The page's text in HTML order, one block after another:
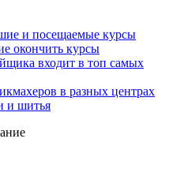
и посещаемые курсы
окончить курсы
входит в топ самых
в разных центрах
и шитья